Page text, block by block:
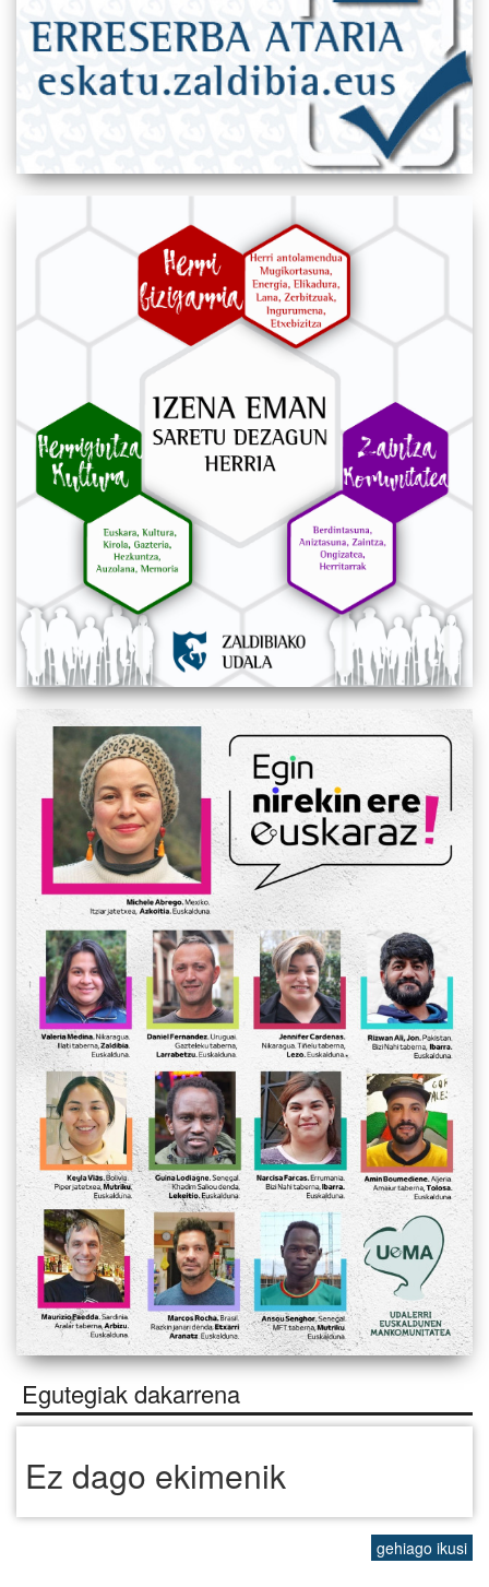
Egutegiak dakarrena
Ez dago ekimenik
gehiago ikusi